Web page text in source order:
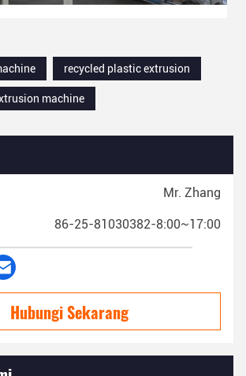
recycled plastic extrusion
machine
Mr. Zhang
86-25-81030382-8:00~17:00
Hubungi Sekarang